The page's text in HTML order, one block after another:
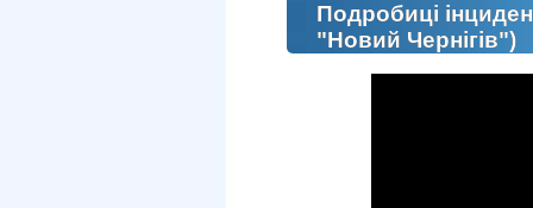
Подробиці
"Новий Чернігів")